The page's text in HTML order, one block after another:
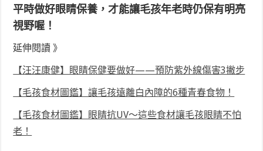
平時做好眼睛保養，才能讓毛孩年老時仍保有明亮
視野喔！
延伸閱讀 》
【汪汪康健】眼睛保健要做好——預防紫外線傷害3撇步
【毛孩食材圖鑑】讓毛孩遠離白內障的6種青春食物！
【毛孩食材圖鑑】眼睛抗UV～這些食材讓毛孩眼睛不怕
老！